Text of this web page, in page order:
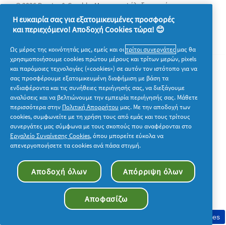
© 2026 Procter & Gamble. Με την επιφύλαξη παντός
δικαιώματος. Η χρήση και η πρόσβαση στις πληροφορίες σε
αυτόν τον ιστότοπο υπόκειται στους όρους και τις προϋποθέσεις
που καθορίζονται στη νομική συμφωνία μας.
Συγκατάθεση στη χρήση cookies
Η ευκαιρία σας για εξατομικευμένες προσφορές
και περιεχόμενο! Αποδοχή Cookies τώρα! 😊
Ως μέρος της κοινότητάς μας, εμείς και οιτρίτοι συνεργάτες μας θα
χρησιμοποιήσουμε cookies πρώτου μέρους και τρίτων μερών, pixels
και παρόμοιες τεχνολογίες («cookies») σε αυτόν τον ιστότοπο για να
σας προσφέρουμε εξατομικευμένη διαφήμιση με βάση τα
ενδιαφέροντα και τις συνήθειες περιήγησής σας, να διεξάγουμε
αναλύσεις και να βελτιώνουμε την εμπειρία περιήγησής σας. Μάθετε
περισσότερα στην Πολιτική Απορρήτου μας. Με την αποδοχή των
cookies, συμφωνείτε με τη χρήση τους από εμάς και τους τρίτους
συνεργάτες μας σύμφωνα με τους σκοπούς που αναφέρονται στο
Εργαλείο Συναίνεσης Cookies, όπου μπορείτε εύκολα να
απενεργοποιήσετε τα cookies ανά πάσα στιγμή.
Αποδοχή όλων Απόρριψη όλων
Αποφασίζω